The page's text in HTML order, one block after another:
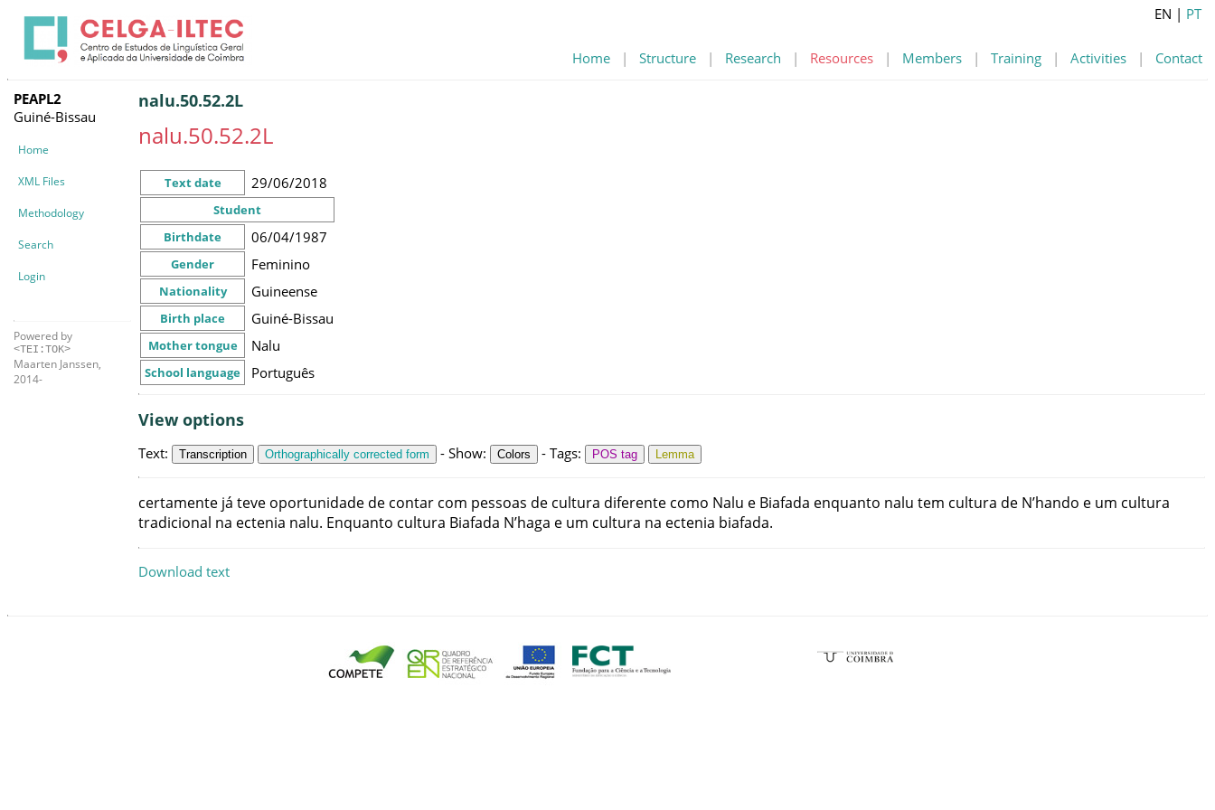
Home | Structure | Research | Resources | Members | Training | Activities | Contact
EN | PT
PEAPL2
Guiné-Bissau
Home
XML Files
Methodology
Search
Login
Powered by
<TEI:TOK>
Maarten Janssen,
2014-
nalu.50.52.2L
nalu.50.52.2L
Text date 29/06/2018
Student
Birthdate
06/04/1987
Gender Feminino
Nationality Guineense
Birth place Guiné-Bissau
Mother tongue Nalu
School language Português
View options
Text: Transcription Orthographically corrected form - Show: Colors - Tags: POS tag Lemma
certamente já teve oportunidade de contar com pessoas de cultura diferente como Nalu e Biafada enquanto nalu tem cultura de N’hando e um cultura
tradicional na ectenia nalu. Enquanto cultura Biafada N’haga e um cultura na ectenia biafada.
Download text